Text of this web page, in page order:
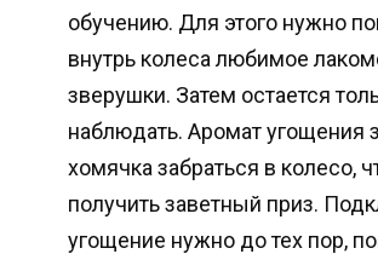
обучению. Для этого нужно
внутрь колеса любимое
зверушки. Затем остается
наблюдать. Аромат угощения
хомячка забраться в колесо,
получить заветный приз.
угощение нужно до тех пор,